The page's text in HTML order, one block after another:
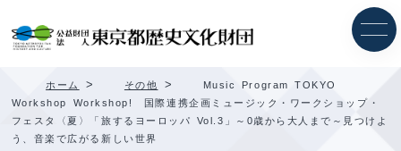
ッ
ホーム > その他 >
Music Program TOKYO
Workshop Workshop! 国際連携企画ミュージック・ワークショップ・
フェスタ〈夏〉「旅するヨーロッパ Vol.3」～0歳から大人まで～見つけよ
う、音楽で広がる新しい世界